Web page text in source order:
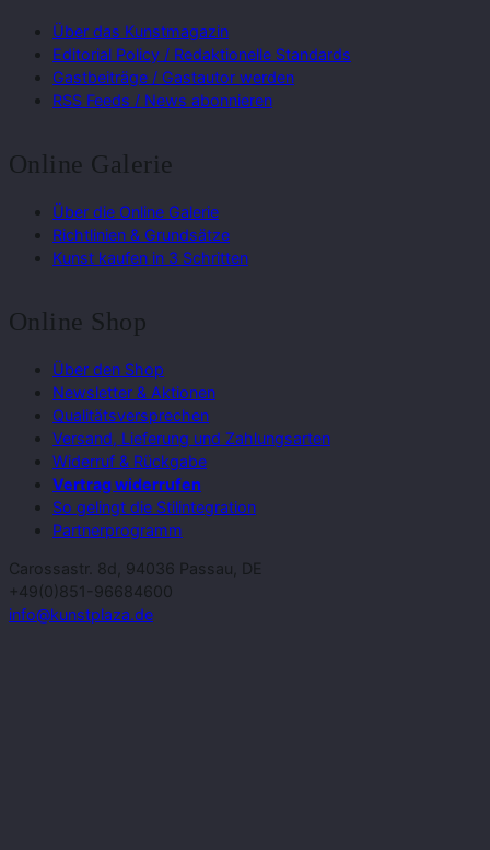
Über das Kunstmagazin
Editorial Policy / Redaktionelle Standards
Gastbeiträge / Gastautor werden
RSS Feeds / News abonnieren
Online Galerie
Über die Online Galerie
Richtlinien & Grundsätze
Kunst kaufen in 3 Schritten
Online Shop
Über den Shop
Newsletter & Aktionen
Qualitätsversprechen
Versand, Lieferung und Zahlungsarten
Widerruf & Rückgabe
Vertrag widerrufen
So gelingt die Stilintegration
Partnerprogramm
Carossastr. 8d, 94036 Passau, DE
+49(0)851-96684600
info@kunstplaza.de